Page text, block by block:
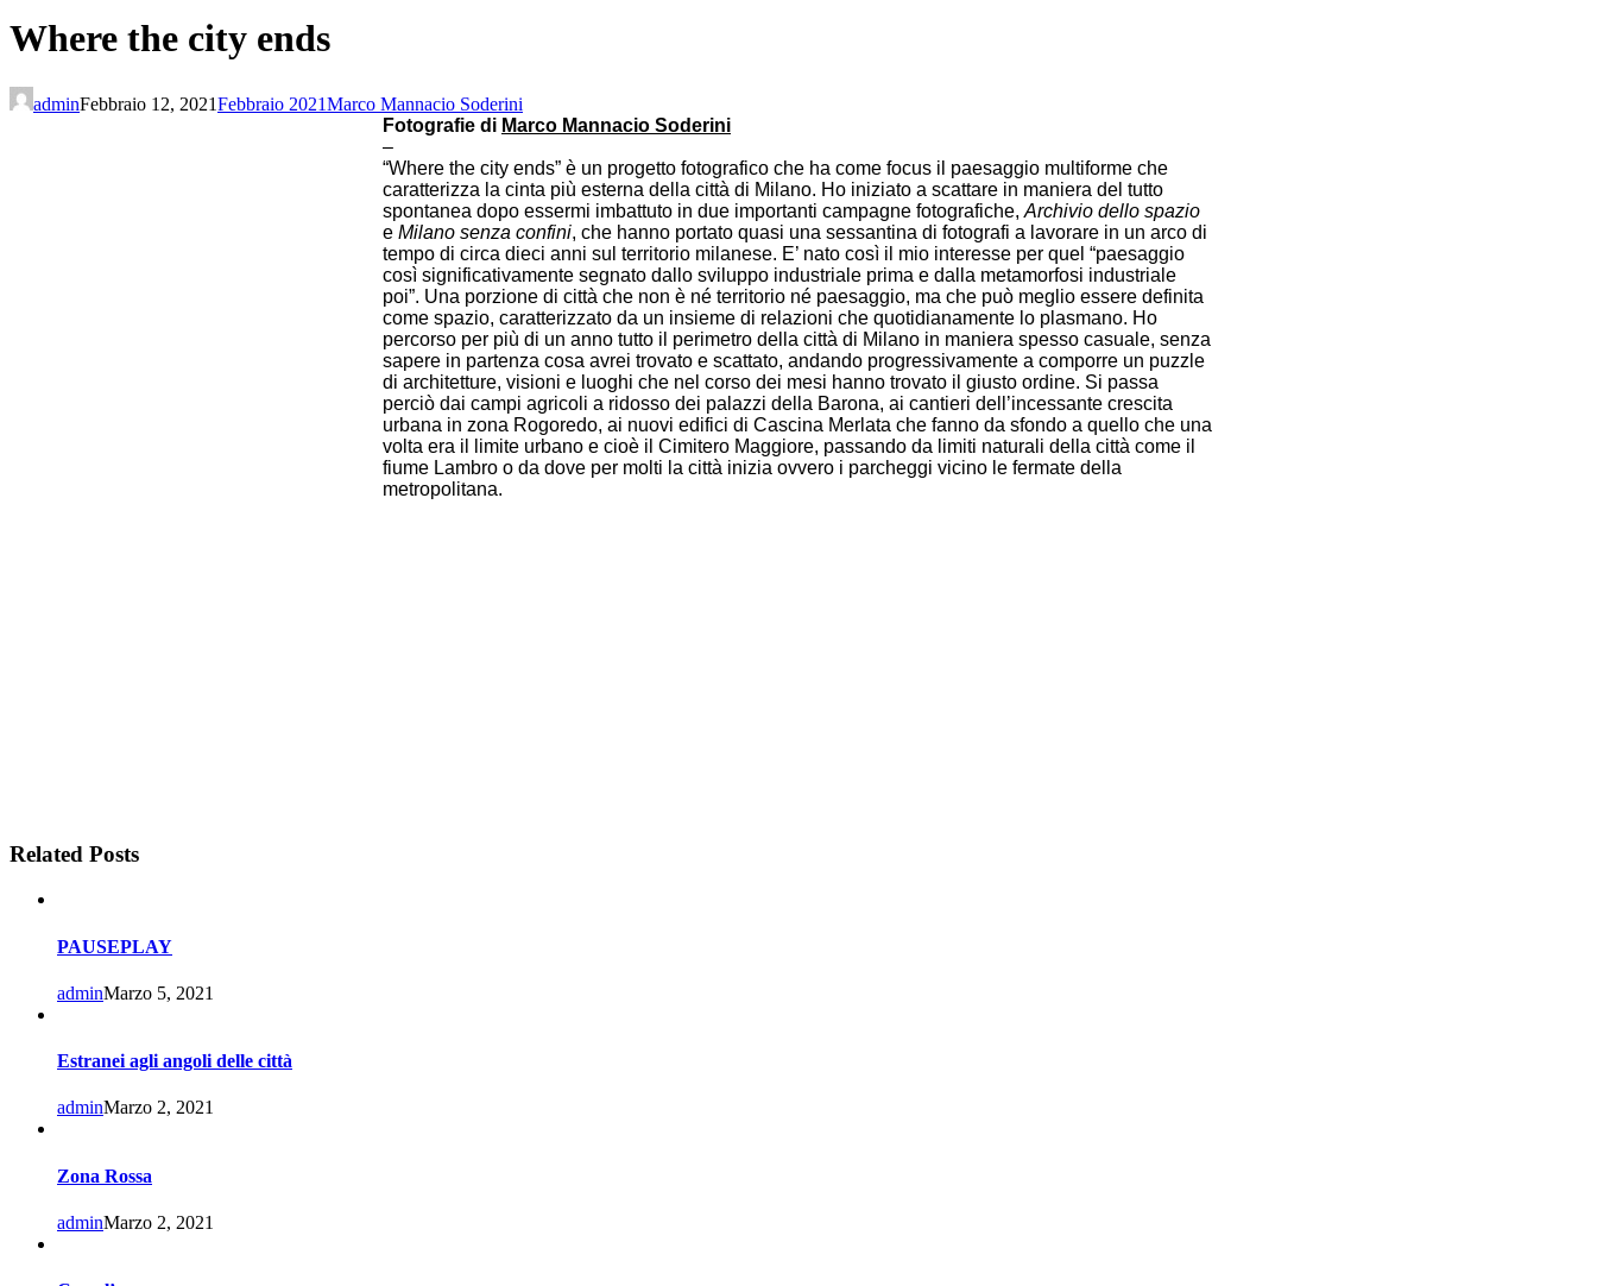
Where the city ends
adminFebbraio 12, 2021Febbraio 2021Marco Mannacio Soderini
Fotografie di Marco Mannacio Soderini
–
“Where the city ends” è un progetto fotografico che ha come focus il paesaggio multiforme che
caratterizza la cinta più esterna della città di Milano. Ho iniziato a scattare in maniera del tutto
spontanea dopo essermi imbattuto in due importanti campagne fotografiche, Archivio dello spazio
e Milano senza confini, che hanno portato quasi una sessantina di fotografi a lavorare in un arco di
tempo di circa dieci anni sul territorio milanese. E’ nato così il mio interesse per quel “paesaggio
così significativamente segnato dallo sviluppo industriale prima e dalla metamorfosi industriale
poi”. Una porzione di città che non è né territorio né paesaggio, ma che può meglio essere definita
come spazio, caratterizzato da un insieme di relazioni che quotidianamente lo plasmano. Ho
percorso per più di un anno tutto il perimetro della città di Milano in maniera spesso casuale, senza
sapere in partenza cosa avrei trovato e scattato, andando progressivamente a comporre un puzzle
di architetture, visioni e luoghi che nel corso dei mesi hanno trovato il giusto ordine. Si passa
perciò dai campi agricoli a ridosso dei palazzi della Barona, ai cantieri dell’incessante crescita
urbana in zona Rogoredo, ai nuovi edifici di Cascina Merlata che fanno da sfondo a quello che una
volta era il limite urbano e cioè il Cimitero Maggiore, passando da limiti naturali della città come il
fiume Lambro o da dove per molti la città inizia ovvero i parcheggi vicino le fermate della
metropolitana.
Related Posts
PAUSEPLAY
adminMarzo 5, 2021
Estranei agli angoli delle città
adminMarzo 2, 2021
Zona Rossa
adminMarzo 2, 2021